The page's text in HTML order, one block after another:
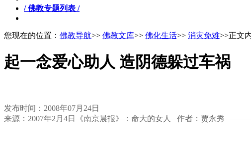
/ 佛教专题列表 /
您现在的位置： 佛教导航>> 佛教文库>> 佛化生活>> 消灾免难>>正文
起一念爱心助人 造阴德躲过车祸
发布时间：2008年07月24日
来源：2007年2月4日《南京晨报》：命大的女人 作者：贾永秀